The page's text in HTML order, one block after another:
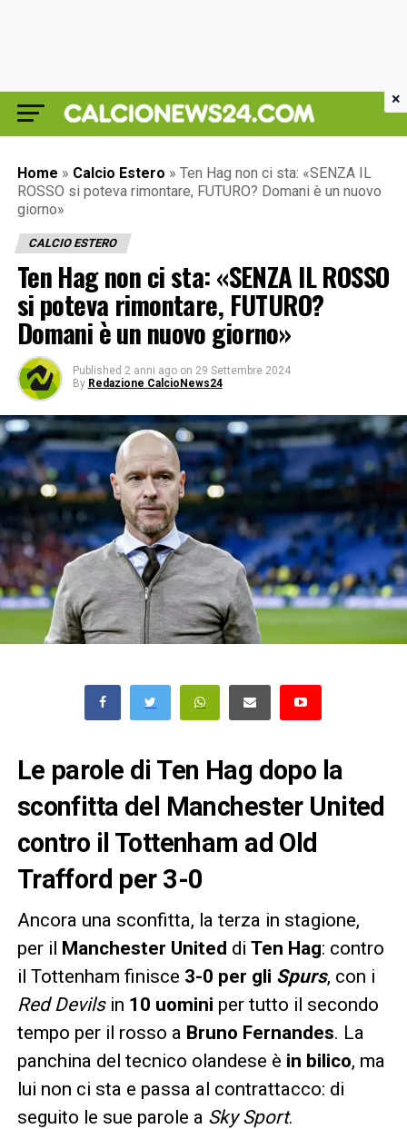
Home » Calcio Estero » Ten Hag non ci sta: «SENZA IL
ROSSO si poteva rimontare, FUTURO? Domani è un nuovo
giorno»
CALCIO ESTERO
Ten Hag non ci sta: «SENZA IL ROSSO
si poteva rimontare, FUTURO?
Domani è un nuovo giorno»
Published 2 anni ago on 29 Settembre 2024
By Redazione CalcioNews24
Le parole di Ten Hag dopo la
sconfitta del Manchester United
contro il Tottenham ad Old
Trafford per 3-0
Ancora una sconfitta, la terza in stagione,
per il Manchester United di Ten Hag: contro
il Tottenham finisce 3-0 per gli Spurs, con i
Red Devilsin 10 uomini per tutto il secondo
tempo per il rosso a Bruno Fernandes. La
panchina del tecnico olandese è in bilico, ma
lui non ci sta e passa al contrattacco: di
seguito le sue parole a Sky Sport.
×